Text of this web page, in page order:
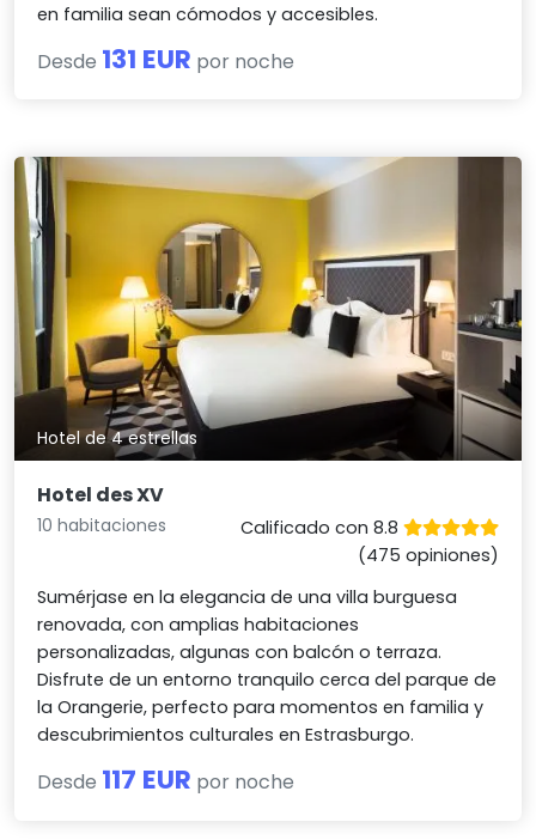
en familia sean cómodos y accesibles.
Desde 131 EUR por noche
Hotel de 4 estrellas
Hotel des XV
10 habitaciones
Calificado con 8.8
(475 opiniones)
Sumérjase en la elegancia de una villa burguesa
renovada, con amplias habitaciones
personalizadas, algunas con balcón o terraza.
Disfrute de un entorno tranquilo cerca del parque de
la Orangerie, perfecto para momentos en familia y
descubrimientos culturales en Estrasburgo.
Desde 117 EUR por noche